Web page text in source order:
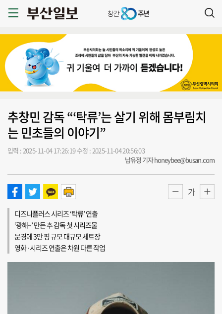
추창민 감독 “‘탁류’는 살기 위해 몸부림치
는 민초들의 이야기”
입력 : 2025-11-04 17:26:19수정 : 2025-11-04 20:56:03
남유정 기자 honeybee@busan.com
가
디즈니플러스 시리즈 ‘탁류’ 연출
‘광해~’ 만든 추 감독 첫 시리즈물
문경에 3만 평 규모 대규모 세트장
영화·시리즈 연출은 차원 다른 작업